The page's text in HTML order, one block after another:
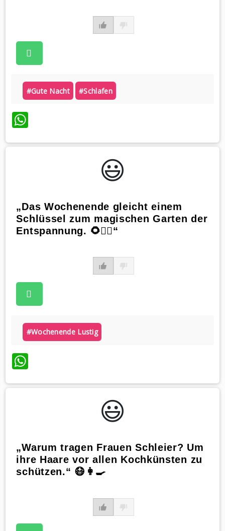
#gute Nacht #schlafen
WhatsApp
😃️
„Das Wochenende gleicht einem
Schlüssel zum magischen Garten der
Entspannung. 🌻🧚‍♂️“
#wochenende Lustig
WhatsApp
😃️
„Warum tragen Frauen Schleier? Um
ihre Haare vor allen Kochkünsten zu
schützen.“ 😷👩‍🍳